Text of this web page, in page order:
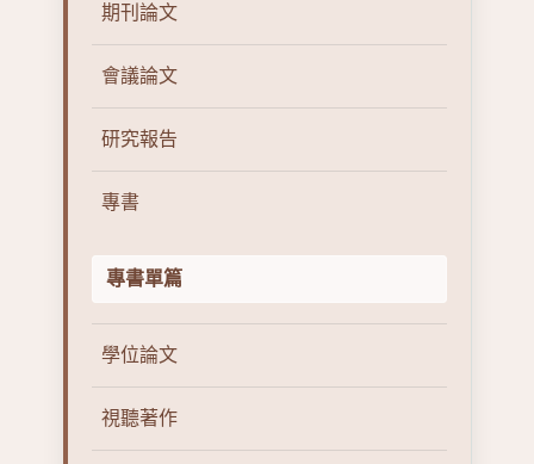
期刊論文
會議論文
研究報告
專書
專書單篇
學位論文
視聽著作